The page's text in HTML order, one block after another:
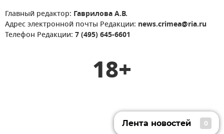
Главный редактор: Гаврилова А.В.
Адрес электронной почты Редакции: news.crimea@ria.ru
Телефон Редакции: 7 (495) 645-6601
18+
Лента новостей 0